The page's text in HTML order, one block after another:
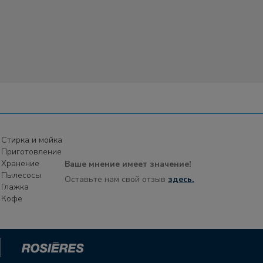
Стирка и мойка
Приготовление
Хранение
Пылесосы
Глажка
Кофе
Ваше мнение имеет значение!
Оставьте нам свой отзыв здесь.